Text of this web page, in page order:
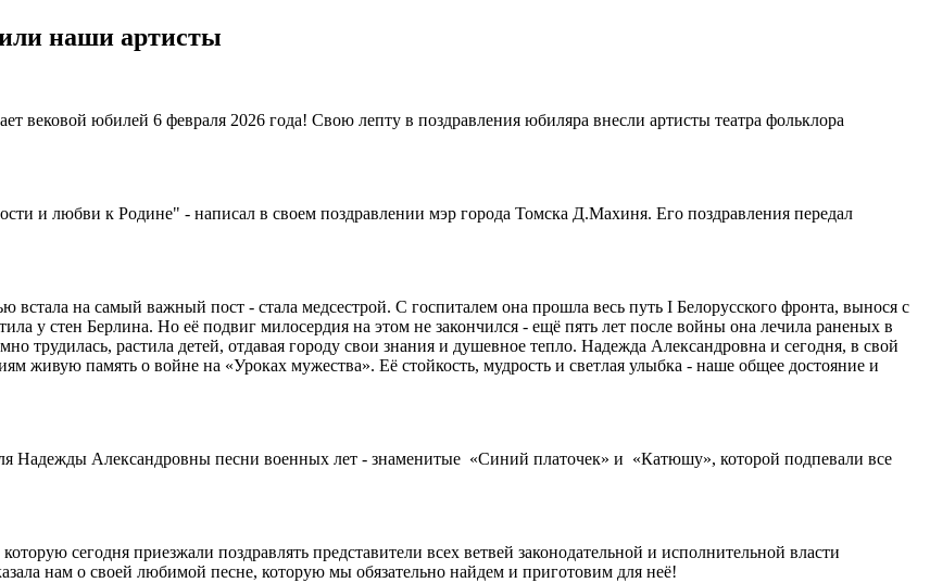
наши артисты
вековой юбилей 6 февраля 2026 года! Свою лепту в поздравления юбиляра внесли артисты театра фольклора
и любви к Родине" - написал в своем поздравлении мэр города Томска Д.Махиня. Его поздравления передал
встала на самый важный пост - стала медсестрой. С госпиталем она прошла весь путь I Белорусского фронта, вынося с
у стен Берлина. Но её подвиг милосердия на этом не закончился - ещё пять лет после войны она лечила раненых в
трудилась, растила детей, отдавая городу свои знания и душевное тепло. Надежда Александровна и сегодня, в свой
живую память о войне на «Уроках мужества». Её стойкость, мудрость и светлая улыбка - наше общее достояние и
Надежды Александровны песни военных лет - знаменитые «Синий платочек» и «Катюшу», которой подпевали все
сегодня приезжали поздравлять представители всех ветвей законодательной и исполнительной власти
нам о своей любимой песне, которую мы обязательно найдем и приготовим для неё!